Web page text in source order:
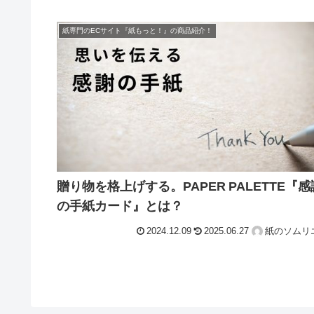
紙専門のECサイト『紙もっと！』の商品紹介！
贈り物を格上げする。PAPER PALETTE『感
の手紙カード』とは？
2024.12.09 2025.06.27 紙のソムリ